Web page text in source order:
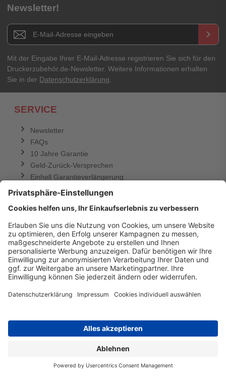
Newsletter!
Newsletter E-Mail Adresse keyboard_arrow_right
Mit der Eingabe Ihrer E-Mail-Adresse registrieren Sie sich für den
Druckerzubehör.de-Newsletter. Weitere Informationen erhalten
Sie in der Datenschutzerklärung.
SERVICE
Newsletter
FAQs
10 Jahre Garantie
Geld-Zurück-Versprechen
Einhell Garantieverlängerung
RECHTLICHES
Datenschutzerklärung
Versand
Zahlungsinfos
Impressum
Widerrufsbelehrung
AGB und Kundeninformation
PRESSE
39x getestet - in Service, Qualität und Preis